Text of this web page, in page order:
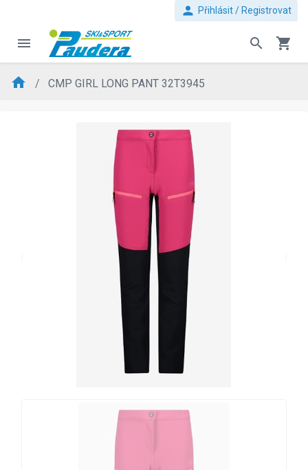
person Přihlásit / Registrovat
menu search shopping_cart
home CMP GIRL LONG PANT 32T3945